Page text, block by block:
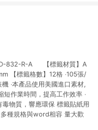
電子書，請詳閱
結帳，才享有 LINE
點資格。 (4) 如
等其他網頁、或
將會造成追蹤中斷而
商品規格、顏色、價
銷售網頁標示為準。
規定，逾期訂單將
832-R-A 【標籤材質】A
【標籤格數】12格 ‧105張/
‧本產品使用美國進口素材,
短作業時間，提高工作效率 ‧
物質，響應環保 標籤貼紙用
種規格與word相容 量大歡